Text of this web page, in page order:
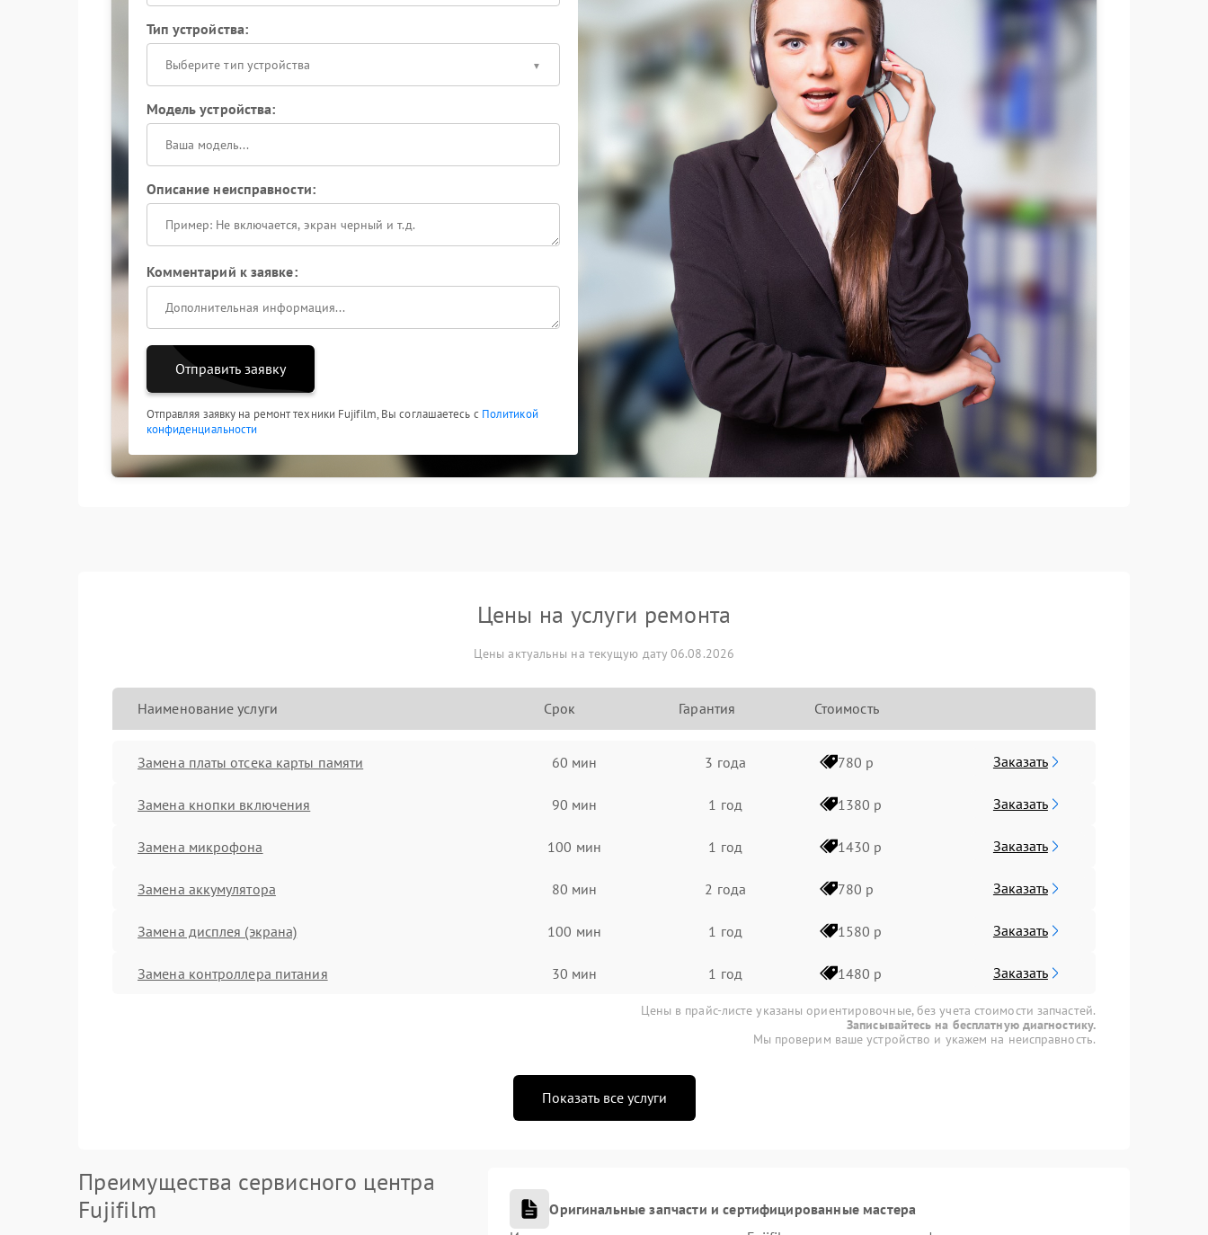
Тип устройства:
Выберите тип устройства
Модель устройства:
Описание неисправности:
Комментарий к заявке:
Отправить заявку
Отправляя заявку на ремонт техники Fujifilm, Вы соглашаетесь с Политикой
конфиденциальности
Цены на услуги ремонта
Цены актуальны на текущую дату 06.08.2026
Наименование услуги Срок Гарантия Стоимость
Замена платы отсека карты памяти 60 мин 3 года 780 р Заказать
Замена кнопки включения 90 мин 1 год 1380 р Заказать
Замена микрофона 100 мин 1 год 1430 р Заказать
Замена аккумулятора 80 мин 2 года 780 р Заказать
Замена дисплея (экрана) 100 мин 1 год 1580 р Заказать
Замена контроллера питания 30 мин 1 год 1480 р Заказать
Цены в прайс-листе указаны ориентировочные, без учета стоимости запчастей.
Записывайтесь на бесплатную диагностику.
Мы проверим ваше устройство и укажем на неисправность.
Показать все услуги
Преимущества сервисного центра
Fujifilm
Оригинальные запчасти и сертифицированные мастера